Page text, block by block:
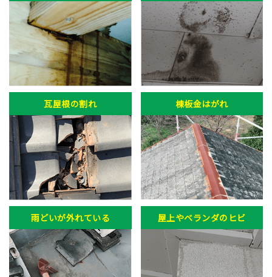
瓦屋根の割れ 棟板金はがれ
雨どいが外れている 屋上やベランダのヒビ